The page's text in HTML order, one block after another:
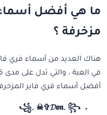
ما هي أفضل أسماء
مزخرفة ؟
هناك العديد من أسماء فري فاير
في العبة ، والتي تدل على مدى
أفضل أسماء فري فاير
꧁. ☠︎✞𝓓𝖔𝖓. ꧂